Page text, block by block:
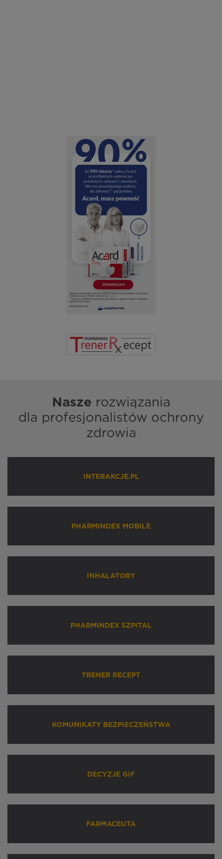
Nasze rozwiązania
dla profesjonalistów ochrony
zdrowia
INTERAKCJE.PL
PHARMINDEX MOBILE
INHALATORY
PHARMINDEX SZPITAL
TRENER RECEPT
KOMUNIKATY BEZPIECZEŃSTWA
DECYZJE GIF
FARMACEUTA